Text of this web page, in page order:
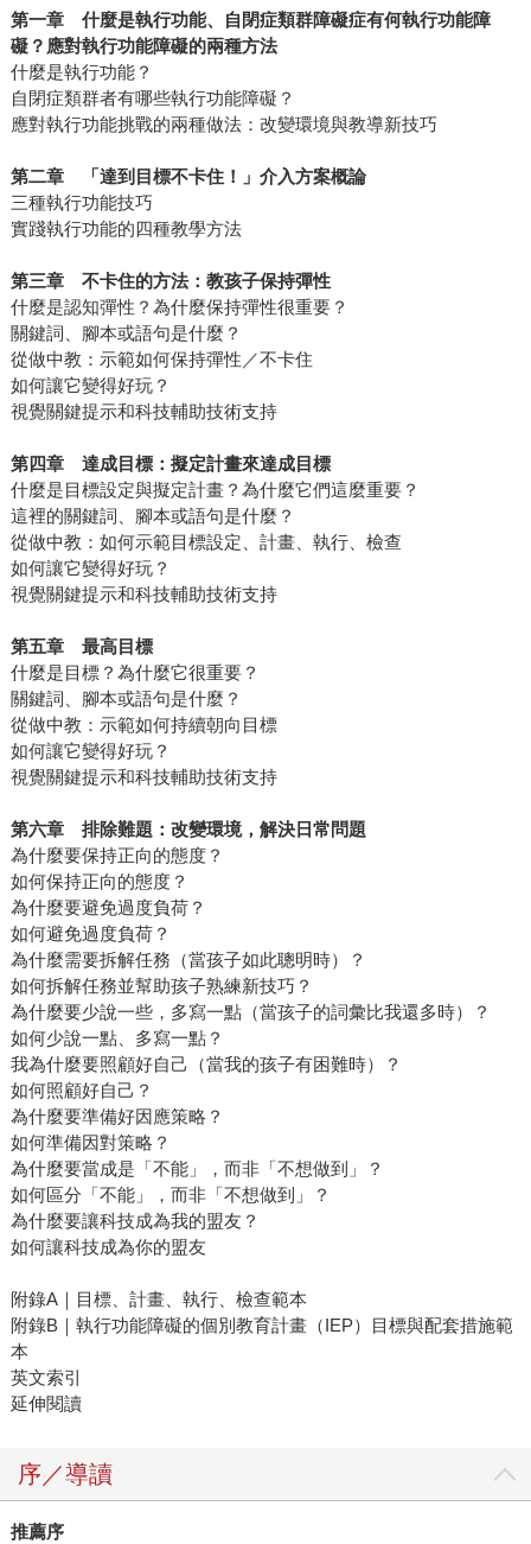
第一章 什麼是執行功能、自閉症類群障礙症有何執行功能障
礙？應對執行功能障礙的兩種方法
什麼是執行功能？
自閉症類群者有哪些執行功能障礙？
應對執行功能挑戰的兩種做法：改變環境與教導新技巧
第二章 「達到目標不卡住！」介入方案概論
三種執行功能技巧
實踐執行功能的四種教學方法
第三章 不卡住的方法：教孩子保持彈性
什麼是認知彈性？為什麼保持彈性很重要？
關鍵詞、腳本或語句是什麼？
從做中教：示範如何保持彈性／不卡住
如何讓它變得好玩？
視覺關鍵提示和科技輔助技術支持
第四章 達成目標：擬定計畫來達成目標
什麼是目標設定與擬定計畫？為什麼它們這麼重要？
這裡的關鍵詞、腳本或語句是什麼？
從做中教：如何示範目標設定、計畫、執行、檢查
如何讓它變得好玩？
視覺關鍵提示和科技輔助技術支持
第五章 最高目標
什麼是目標？為什麼它很重要？
關鍵詞、腳本或語句是什麼？
從做中教：示範如何持續朝向目標
如何讓它變得好玩？
視覺關鍵提示和科技輔助技術支持
第六章 排除難題：改變環境，解決日常問題
為什麼要保持正向的態度？
如何保持正向的態度？
為什麼要避免過度負荷？
如何避免過度負荷？
為什麼需要拆解任務（當孩子如此聰明時）？
如何拆解任務並幫助孩子熟練新技巧？
為什麼要少說一些，多寫一點（當孩子的詞彙比我還多時）？
如何少說一點、多寫一點？
我為什麼要照顧好自己（當我的孩子有困難時）？
如何照顧好自己？
為什麼要準備好因應策略？
如何準備因對策略？
為什麼要當成是「不能」，而非「不想做到」？
如何區分「不能」，而非「不想做到」？
為什麼要讓科技成為我的盟友？
如何讓科技成為你的盟友
附錄A｜目標、計畫、執行、檢查範本
附錄B｜執行功能障礙的個別教育計畫（IEP）目標與配套措施範
本
英文索引
延伸閱讀
序／導讀
推薦序